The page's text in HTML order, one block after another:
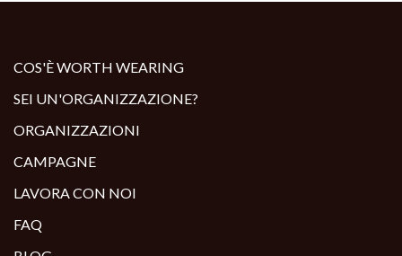
COS'È WORTH WEARING
SEI UN'ORGANIZZAZIONE?
ORGANIZZAZIONI
CAMPAGNE
LAVORA CON NOI
FAQ